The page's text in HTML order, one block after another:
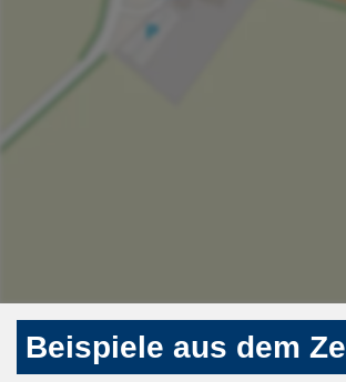
Beispiele aus dem